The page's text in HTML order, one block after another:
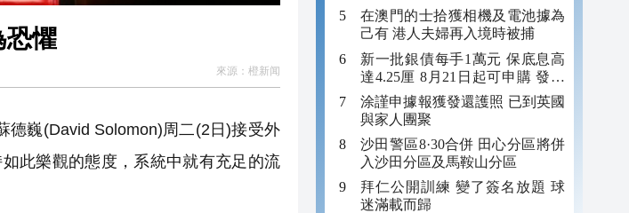
恐懼
來源： 橙新闻
巍(David Solomon)周二(2日)接受外
此樂觀的態度，系統中就有充足的流
年追數
在澳門的士拾獲相機及電池據為
己有 港人夫婦再入境時被捕
新一批銀債每手1萬元 保底息高
達4.25厘 8月21日起可申購 發行
金額最多550億
涂謹申據報獲發還護照 已到英國
與家人團聚
沙田警區8·30合併 田心分區將併
入沙田分區及馬鞍山分區
拜仁公開訓練 變了簽名放題 球
迷滿載而歸